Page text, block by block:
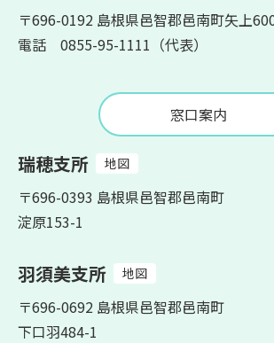
〒696-0192 島根県邑智郡邑南町矢上
電話 0855-95-1111（代表）
窓口案内
瑞穂支所 地図
〒696-0393 島根県邑智郡邑南町
淀原153-1
羽須美支所 地図
〒696-0692 島根県邑智郡邑南町
下口羽484-1